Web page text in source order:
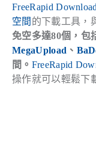
FreeRapid
空間 的下載工具，
免空多達80個，包
MegaUpload 、
間。 FreeRapid
操作就可以輕鬆下